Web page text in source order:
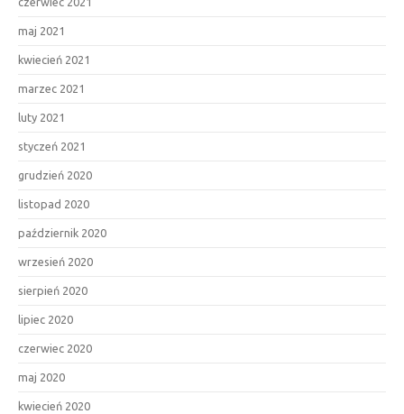
maj 2021
kwiecień 2021
marzec 2021
luty 2021
styczeń 2021
grudzień 2020
listopad 2020
październik 2020
wrzesień 2020
sierpień 2020
lipiec 2020
czerwiec 2020
maj 2020
kwiecień 2020